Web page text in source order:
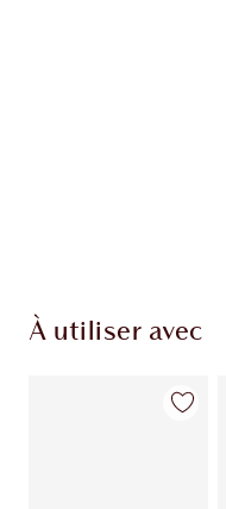
À utiliser avec